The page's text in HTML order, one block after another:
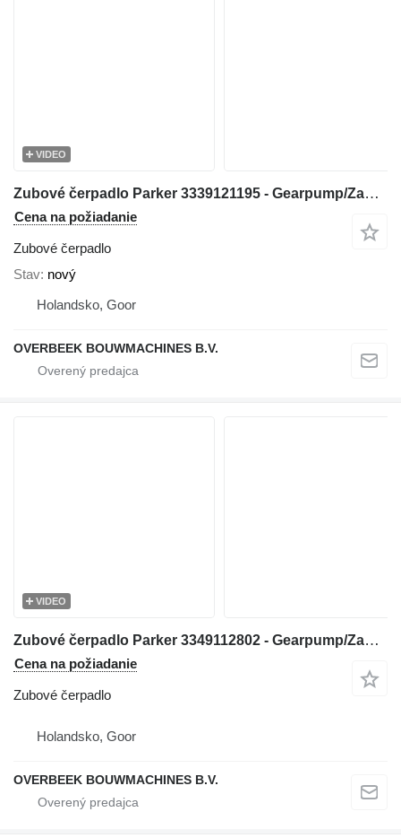
VIDEO
Zubové čerpadlo Parker 3339121195 - Gearpump/Zahnradpumpe/Tandwielpomp na stavebného stroja
Cena na požiadanie
Zubové čerpadlo
Stav nový
Holandsko, Goor
OVERBEEK BOUWMACHINES B.V.
VIDEO
Zubové čerpadlo Parker 3349112802 - Gearpump/Zahnradpumpe/Tandwielpomp na stavebného stroja
Cena na požiadanie
Zubové čerpadlo
Holandsko, Goor
OVERBEEK BOUWMACHINES B.V.